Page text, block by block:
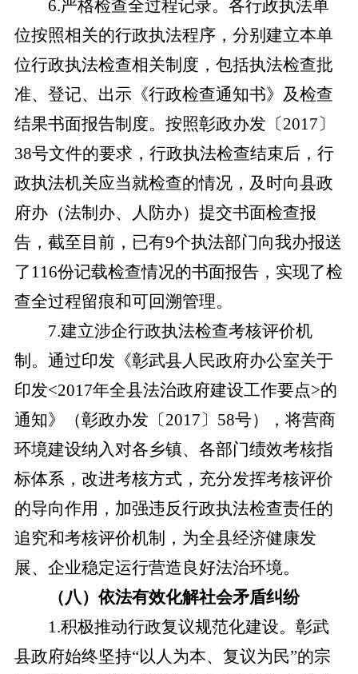
6.严格检查全过程记录。各行政执法单
位按照相关的行政执法程序，分别建立本单
位行政执法检查相关制度，包括执法检查批
准、登记、出示《行政检查通知书》及检查
结果书面报告制度。按照彰政办发〔2017〕
38号文件的要求，行政执法检查结束后，行
政执法机关应当就检查的情况，及时向县政
府办（法制办、人防办） 提交书面检查报
告，截至目前，已有9个执法部门向我办报送
了116份记载检查情况的书面报告，实现了检
查全过程留痕和可回溯管理。
7.建立涉企行政执法检查考核评价机
制。通过印发《彰武县人民政府办公室关于
印发<2017年全县法治政府建设工作要点>的
通知》（彰政办发〔2017〕58号），将营商
环境建设纳入对各乡镇、各部门绩效考核指
标体系，改进考核方式，充分发挥考核评价
的导向作用， 加强违反行政执法检查责任的
追究和考核评价机制，为全县经济健康发
展、企业稳定运行营造良好法治环境。
（八）依法有效化解社会矛盾纠纷
1.积极推动行政复议规范化建设。彰武
县政府始终坚持“以人为本、复议为民”的宗